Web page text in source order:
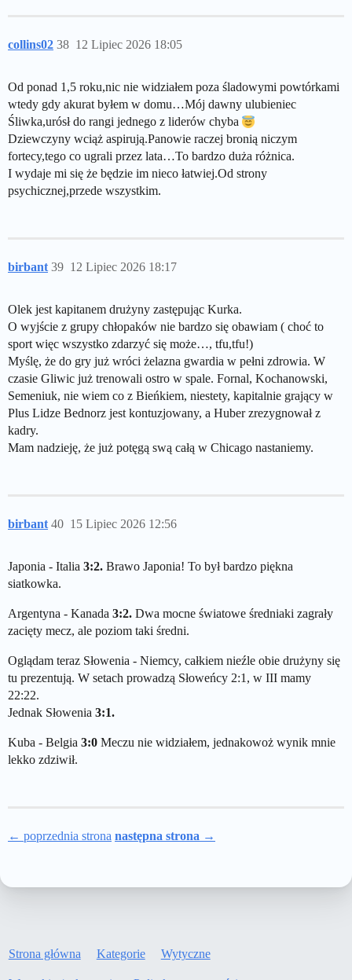
collins02 12 Lipiec 2026 18:05
38
Od ponad 1,5 roku,nic nie widziałem poza śladowymi powtórkami
wtedy gdy akurat byłem w domu…Mój dawny ulubieniec
Śliwka,urósł do rangi jednego z liderów chyba
Dziewczyny wciąż aspirują.Panowie raczej bronią niczym
fortecy,tego co ugrali przez lata…To bardzo duża różnica.
I wydaje mi się że będzie im nieco łatwiej.Od strony
psychicznej,przede wszystkim.
birbant 12 Lipiec 2026 18:17
39
Olek jest kapitanem drużyny zastępując Kurka.
O wyjście z grupy chłopaków nie bardzo się obawiam ( choć to
sport więc wszystko zdarzyć się może…, tfu,tfu!)
Myślę, że do gry już wróci żelazna gwardia w pełni zdrowia. W
czasie Gliwic już trenowali ostro w spale. Fornal, Kochanowski,
Semeniuk, nie wiem co z Bieńkiem, niestety, kapitalnie grający w
Plus Lidze Bednorz jest kontuzjowany, a Huber zrezygnował z
kadry.
Mam nadzieję, że już potęgą swą całą w Chicago nastaniemy.
birbant 15 Lipiec 2026 12:56
40
Japonia - Italia 3:2. Brawo Japonia! To był bardzo piękna
siatkowka.
Argentyna - Kanada 3:2. Dwa mocne światowe średniaki zagrały
zacięty mecz, ale poziom taki średni.
Oglądam teraz Słowenia - Niemcy, całkiem nieźle obie drużyny się
tu prezentują. W setach prowadzą Słoweńcy 2:1, w III mamy
22:22.
Jednak Słowenia 3:1.
Kuba - Belgia 3:0 Meczu nie widziałem, jednakowoż wynik mnie
lekko zdziwił.
← poprzednia strona następna strona →
Strona główna Kategorie Wytyczne